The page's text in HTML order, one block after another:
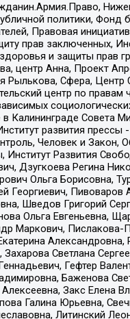
политики,
Правовая
прав заключенных,
и защиты прав
центр Анна, Проект
Рылькова, Сфера,
центр по
Калининграде Совета
развития
Человек и Закон,
Институт Развития
Дзугкоева Регина
Ольга Борисовна,
Георгиевич,
Шведов Григорий
Ольга Евгеньевна,
Маркович,
Захарова Светлана
Гефтер
Баженова
Закс Елена
Галина Юрьевна,
Литинский